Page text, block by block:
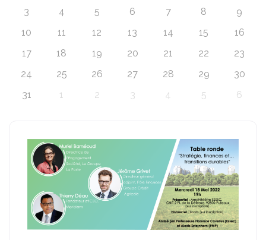
3
4 5 6 7 8
9
10
11 12 13 14 15
16
17
18 19 20 21 22
23
24
25 26 27 28 29
30
31
1 2 3 4 5 6